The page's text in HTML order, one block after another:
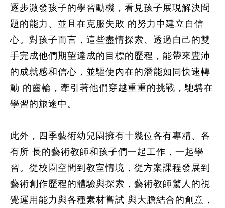
逐步激發孩子的學習動機，看見孩子展現解決問
題的能力、並且在克服失敗 的努力中建立自信
心。對孩子而言，這些盡情探索、透過自己的雙
手完成他們期望達成的目標的歷程，能帶來豐沛
的成就感和信心，並驅使內在的潛能如同快速轉
動 的齒輪，牽引著他們穿越重重的挑戰，馳騁在
學習的旅途中。
此外，四季藝術幼兒園擁有十幾位各有專精、各
有所 長的藝術教師和孩子們一起工作，一起學
習。從校園空間到教室情境，從方案課程發展到
藝術創作歷程的體驗與探索，藝術教師驚人的視
覺運用能力與各種素材嘗試 與大膽結合的創意，